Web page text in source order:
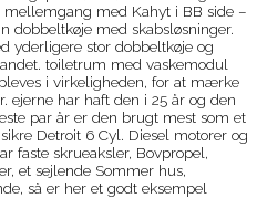
med Kahyt i BB side –
dobbeltkøje med skabsløsninger.
yderligere stor dobbeltkøje og
toiletrum med vaskemodul
i virkeligheden, for at mærke
ejerne har haft den i 25 år og den
par år er den brugt mest som et
Detroit 6 Cyl. Diesel motorer og
faste skrueaksler, Bovpropel,
et sejlende Sommer hus,
så er her et godt eksempel